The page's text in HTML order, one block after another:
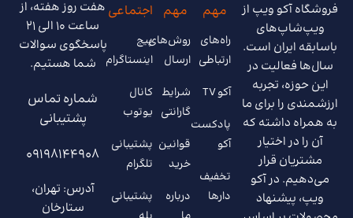
فروشگاه آکو ویپ از
ویپ‌شاپ‌های
باسابقه ایران است.
سال‌ها فعالیت در
این حوزه، تجربه
ارزشمندی را برای ما
به همراه داشته که
آن را در اختیار
مشتریان قرار
می‌دهیم. در آکو
ویپ، پیشنهاد
مهم
راه‌های
ارتباطی
آکو TV
پادکست
آکو
تخفیف
دارها
مهم
روش‌های
ارسال
شرایط
گارانتی
قوانین
خرید
درباره
اجتماعی
پیج
اینستاگرام
کانال
یوتوب
پشتیبانی
تلگرام
پشتیبانی
هفت روز هفته، از
ساعت 10 الی 21
پاسخگوی سوالات
شما هستیم.
شماره تماس
پشتیبانی
09198144908
آدرس: تهران،
ستارخان